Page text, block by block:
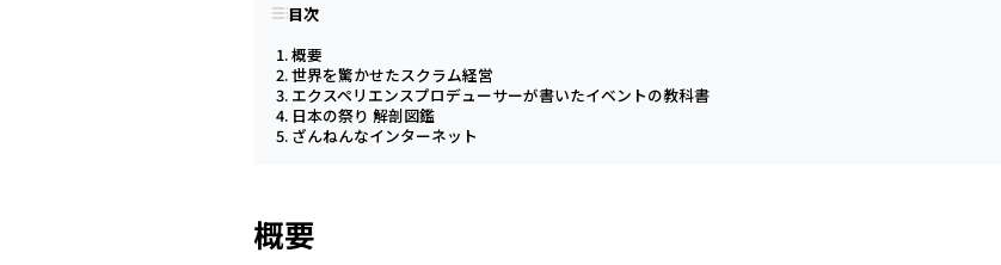
目次
概要
世界を驚かせたスクラム経営
エクスペリエンスプロデューサーが書いたイベントの教科書
日本の祭り 解剖図鑑
ざんねんなインターネット
概要